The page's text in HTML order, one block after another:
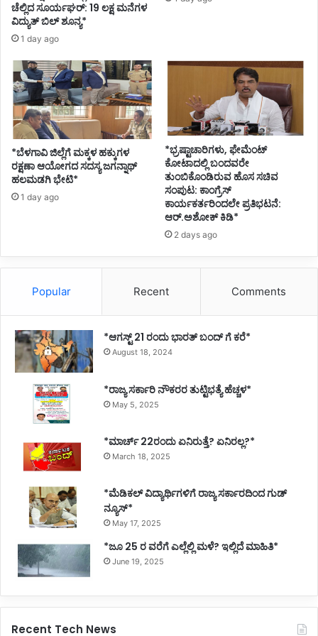
ಚೆಲ್ಲಿದ ಸೂರ್ಯಘರ್‌: 19 ಲಕ್ಷ ಮನೆಗಳ
ವಿದ್ಯುತ್‌ ಬಿಲ್‌ ಶೂನ್ಯ*
1 day ago
*ಬೆಳಗಾವಿ ಜಿಲ್ಲೆಗೆ ಮಕ್ಕಳ ಹಕ್ಕುಗಳ
ರಕ್ಷಣಾ ಆಯೋಗದ ಸದಸ್ಯ ಜಗನ್ನಾಥ್
ಹಲಮಡಗಿ ಭೇಟಿ*
1 day ago
*ಭ್ರಷ್ಟಾಚಾರಿಗಳು, ಫೇಮೆಂಟ್
ಕೋಟಾದಲ್ಲಿ ಬಂದವರೇ
ತುಂಬಿಕೊಂಡಿರುವ ಹೊಸ ಸಚಿವ
ಸಂಪುಟ: ಕಾಂಗ್ರೆಸ್‌
ಕಾರ್ಯಕರ್ತರಿಂದಲೇ ಪ್ರತಿಭಟನೆ:
ಆರ್.ಅಶೋಕ್ ಕಿಡಿ*
2 days ago
Popular Recent Comments
*ಆಗಸ್ಟ್ 21 ರಂದು ಭಾರತ್‌ ಬಂದ್‌ ಗೆ ಕರೆ*
August 18, 2024
*ರಾಜ್ಯ ಸರ್ಕಾರಿ ನೌಕರರ ತುಟ್ಟಿಭತ್ಯೆ ಹೆಚ್ಚಳ*
May 5, 2025
*ಮಾರ್ಚ್ 22ರಂದು ಏನಿರುತ್ತೆ? ಏನಿರಲ್ಲ?*
March 18, 2025
*ಮೆಡಿಕಲ್ ವಿದ್ಯಾರ್ಥಿಗಳಿಗೆ ರಾಜ್ಯ ಸರ್ಕಾರದಿಂದ ಗುಡ್
ನ್ಯೂಸ್*
May 17, 2025
*ಜೂ 25 ರ ವರೆಗೆ ಎಲ್ಲೆಲ್ಲಿ ಮಳೆ? ಇಲ್ಲಿದೆ ಮಾಹಿತಿ*
June 19, 2025
Recent Tech News